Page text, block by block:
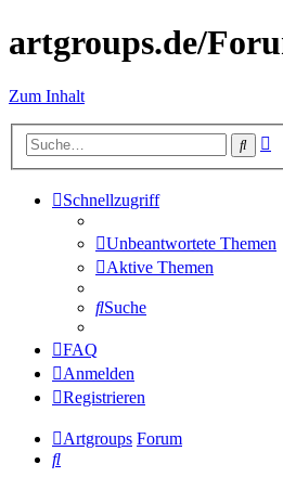
artgroups.de/
Zum Inhalt
Suche
Schnellzugriff
Unbeantwortete Themen
Aktive Themen
Suche
FAQ
Anmelden
Registrieren
Artgroups Forum
Suche